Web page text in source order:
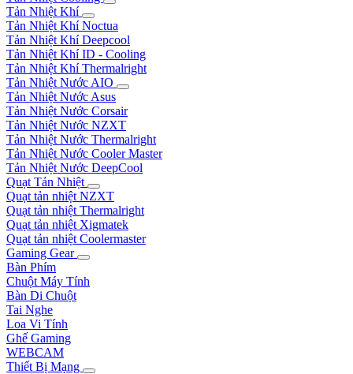
Tản Nhiệt Khí
Tản Nhiệt Khí Noctua
Tản Nhiệt Khí Deepcool
Tản Nhiệt Khí ID - Cooling
Tản Nhiệt Khí Thermalright
Tản Nhiệt Nước AIO
Tản Nhiệt Nước Asus
Tản Nhiệt Nước Corsair
Tản Nhiệt Nước NZXT
Tản Nhiệt Nước Thermalright
Tản Nhiệt Nước Cooler Master
Tản Nhiệt Nước DeepCool
Quạt Tản Nhiệt
Quạt tản nhiệt NZXT
Quạt tản nhiệt Thermalright
Quạt tản nhiệt Xigmatek
Quạt tản nhiệt Coolermaster
Gaming Gear
Bàn Phím
Chuột Máy Tính
Bàn Di Chuột
Tai Nghe
Loa Vi Tính
Ghế Gaming
WEBCAM
Thiết Bị Mạng